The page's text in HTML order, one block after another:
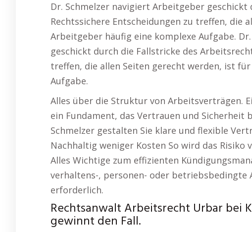
Dr. Schmelzer navigiert Arbeitgeber
Rechtssichere Entscheidungen zu treffen, die
Arbeitgeber häufig eine komplexe Aufgabe.
geschickt durch die Fallstricke des
treffen, die allen Seiten gerecht werden, ist
Aufgabe.
Alles über die Struktur von Arbeitsverträgen.
ein Fundament, das Vertrauen und Sicherheit
Schmelzer gestalten Sie klare und flexible
Nachhaltig weniger Kosten So wird das
Alles Wichtige zum effizienten
verhaltens-, personen- oder betriebsbedingte
erforderlich.
Rechtsanwalt Arbeitsrecht Urbar bei
gewinnt den Fall.